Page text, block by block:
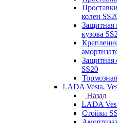
колеи
Защитная
кузова
Защитная
SS20
LADA Vesta,
Назад
LADA
Стойки